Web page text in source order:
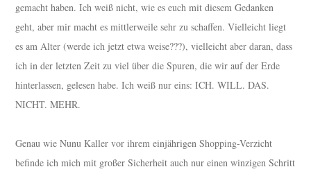
gemacht haben. Ich weiß nicht, wie es euch mit diesem Gedanken
geht, aber mir macht es mittlerweile sehr zu schaffen. Vielleicht liegt
es am Alter (werde ich jetzt etwa weise???), vielleicht aber daran, dass
ich in der letzten Zeit zu viel über die Spuren, die wir auf der Erde
hinterlassen, gelesen habe. Ich weiß nur eins: ICH. WILL. DAS.
NICHT. MEHR.
Genau wie Nunu Kaller vor ihrem einjährigen Shopping-Verzicht
befinde ich mich mit großer Sicherheit auch nur einen winzigen Schritt